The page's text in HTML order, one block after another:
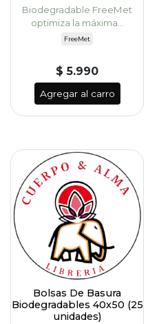
Biodegradable FreeMet
optimiza la máxima...
FreeMet
$ 5.990
Agregar al carro
Bolsas De Basura
Biodegradables 40x50 (25
unidades)